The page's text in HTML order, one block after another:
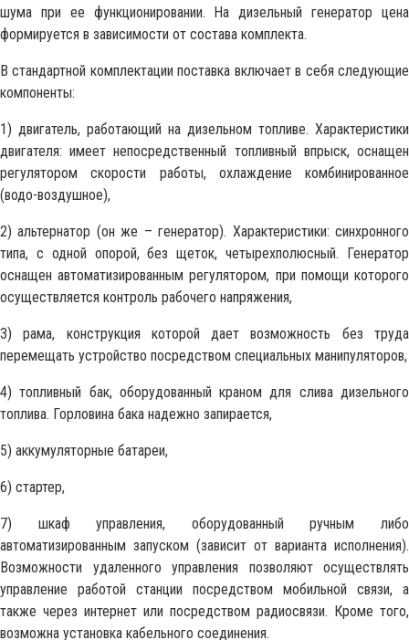
шума при ее функционировании. На дизельный генератор цена
формируется в зависимости от состава комплекта.
В стандартной комплектации поставка включает в себя следующие
компоненты:
1) двигатель, работающий на дизельном топливе. Характеристики
двигателя: имеет непосредственный топливный впрыск, оснащен
регулятором скорости работы, охлаждение комбинированное
(водо-воздушное),
2) альтернатор (он же – генератор). Характеристики: синхронного
типа, с одной опорой, без щеток, четырехполюсный. Генератор
оснащен автоматизированным регулятором, при помощи которого
осуществляется контроль рабочего напряжения,
3) рама, конструкция которой дает возможность без труда
перемещать устройство посредством специальных манипуляторов,
4) топливный бак, оборудованный краном для слива дизельного
топлива. Горловина бака надежно запирается,
5) аккумуляторные батареи,
6) стартер,
7) шкаф управления, оборудованный ручным либо
автоматизированным запуском (зависит от варианта исполнения).
Возможности удаленного управления позволяют осуществлять
управление работой станции посредством мобильной связи, а
также через интернет или посредством радиосвязи. Кроме того,
возможна установка кабельного соединения.